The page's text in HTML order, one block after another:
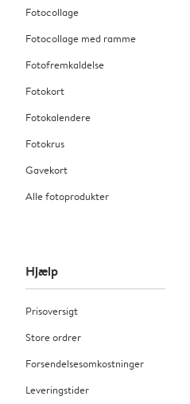
Fotocollage
Fotocollage med ramme
Fotofremkaldelse
Fotokort
Fotokalendere
Fotokrus
Gavekort
Alle fotoprodukter
Hjælp
Prisoversigt
Store ordrer
Forsendelsesomkostninger
Leveringstider